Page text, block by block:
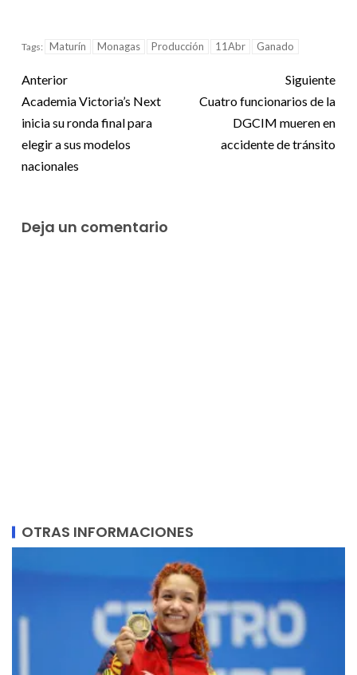
Tags: Maturín Monagas Producción 11Abr Ganado
Anterior
Academia Victoria’s Next
inicia su ronda final para
elegir a sus modelos
nacionales
Siguiente
Cuatro funcionarios de la
DGCIM mueren en
accidente de tránsito
Deja un comentario
OTRAS INFORMACIONES